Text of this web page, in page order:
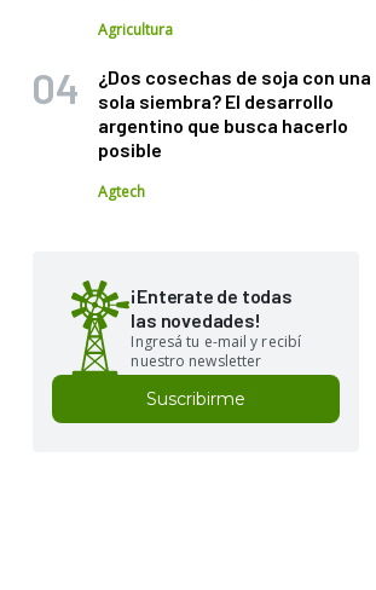
Agricultura
¿Dos cosechas de soja con una
sola siembra? El desarrollo
argentino que busca hacerlo
posible
Agtech
¡Enterate de todas
las novedades!
Ingresá tu e-mail y recibí
nuestro newsletter
Suscribirme